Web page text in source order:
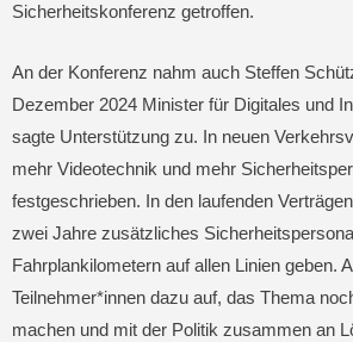
Sicherheitskonferenz getroffen.
An der Konferenz nahm auch Steffen
Dezember 2024 Minister für Digitales und
sagte Unterstützung zu. In neuen
mehr Videotechnik und mehr
festgeschrieben. In den laufenden
zwei Jahre zusätzliches
Fahrplankilometern auf allen Linien geben.
Teilnehmer*innen dazu auf, das Thema
machen und mit der Politik zusammen an